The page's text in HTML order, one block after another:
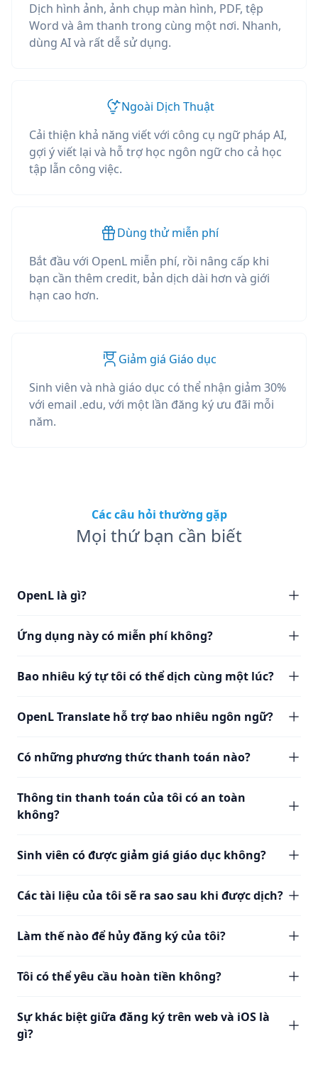
Dịch hình ảnh, ảnh chụp màn hình, PDF, tệp
Word và âm thanh trong cùng một nơi. Nhanh,
dùng AI và rất dễ sử dụng.
Ngoài Dịch Thuật
Cải thiện khả năng viết với công cụ ngữ pháp AI,
gợi ý viết lại và hỗ trợ học ngôn ngữ cho cả học
tập lẫn công việc.
Dùng thử miễn phí
Bắt đầu với OpenL miễn phí, rồi nâng cấp khi
bạn cần thêm credit, bản dịch dài hơn và giới
hạn cao hơn.
Giảm giá Giáo dục
Sinh viên và nhà giáo dục có thể nhận giảm 30%
với email .edu, với một lần đăng ký ưu đãi mỗi
năm.
Các câu hỏi thường gặp
Mọi thứ bạn cần biết
OpenL là gì?
Ứng dụng này có miễn phí không?
Bao nhiêu ký tự tôi có thể dịch cùng một lúc?
OpenL Translate hỗ trợ bao nhiêu ngôn ngữ?
Có những phương thức thanh toán nào?
Thông tin thanh toán của tôi có an toàn
không?
Sinh viên có được giảm giá giáo dục không?
Các tài liệu của tôi sẽ ra sao sau khi được dịch?
Làm thế nào để hủy đăng ký của tôi?
Tôi có thể yêu cầu hoàn tiền không?
Sự khác biệt giữa đăng ký trên web và iOS là
gì?